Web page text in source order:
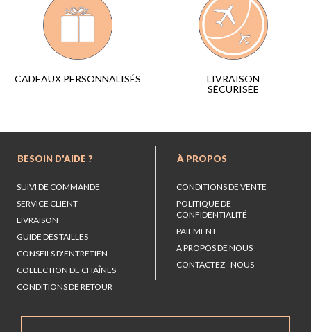
CADEAUX PERSONNALISÉS
LIVRAISON
SÉCURISÉE
BESOIN D'AIDE ?
SUIVI DE COMMANDE
SERVICE CLIENT
LIVRAISON
GUIDE DES TAILLES
CONSEILS D'ENTRETIEN
COLLECTION DE CHAÎNES
CONDITIONS DE RETOUR
À PROPOS
CONDITIONS DE VENTE
POLITIQUE DE
CONFIDENTIALITÉ
PAIEMENT
A PROPOS DE NOUS
CONTACTEZ - NOUS